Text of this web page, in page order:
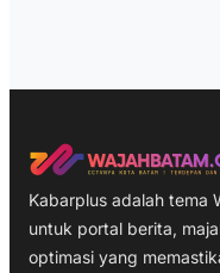
Kabarplus adalah tema
untuk portal berita,
optimasi yang